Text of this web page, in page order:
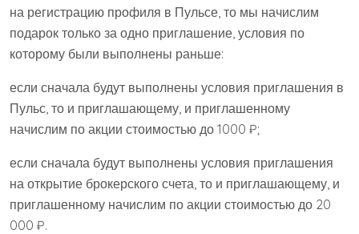
на регистрацию профиля в Пульсе, то мы начислим
подарок только за одно приглашение, условия по
которому были выполнены раньше:
если сначала будут выполнены условия приглашения в
Пульс, то и приглашающему, и приглашенному
начислим по акции стоимостью до 1000 ₽;
если сначала будут выполнены условия приглашения
на открытие брокерского счета, то и приглашающему, и
приглашенному начислим по акции стоимостью до 20
000 ₽.